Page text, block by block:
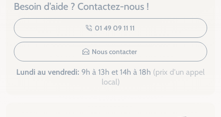
Besoin d’aide ? Contactez-nous !
01 49 09 11 11
Nous contacter
Lundi au vendredi: 9h à 13h et 14h à 18h (prix d'un appel
local)